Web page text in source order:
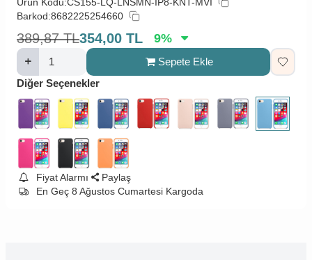
Barkod:8682225254660
389,87 TL354,00 TL 9%
Sepete Ekle
Diğer Seçenekler
Fiyat Alarmı
Paylaş
En Geç 8 Ağustos Cumartesi Kargoda